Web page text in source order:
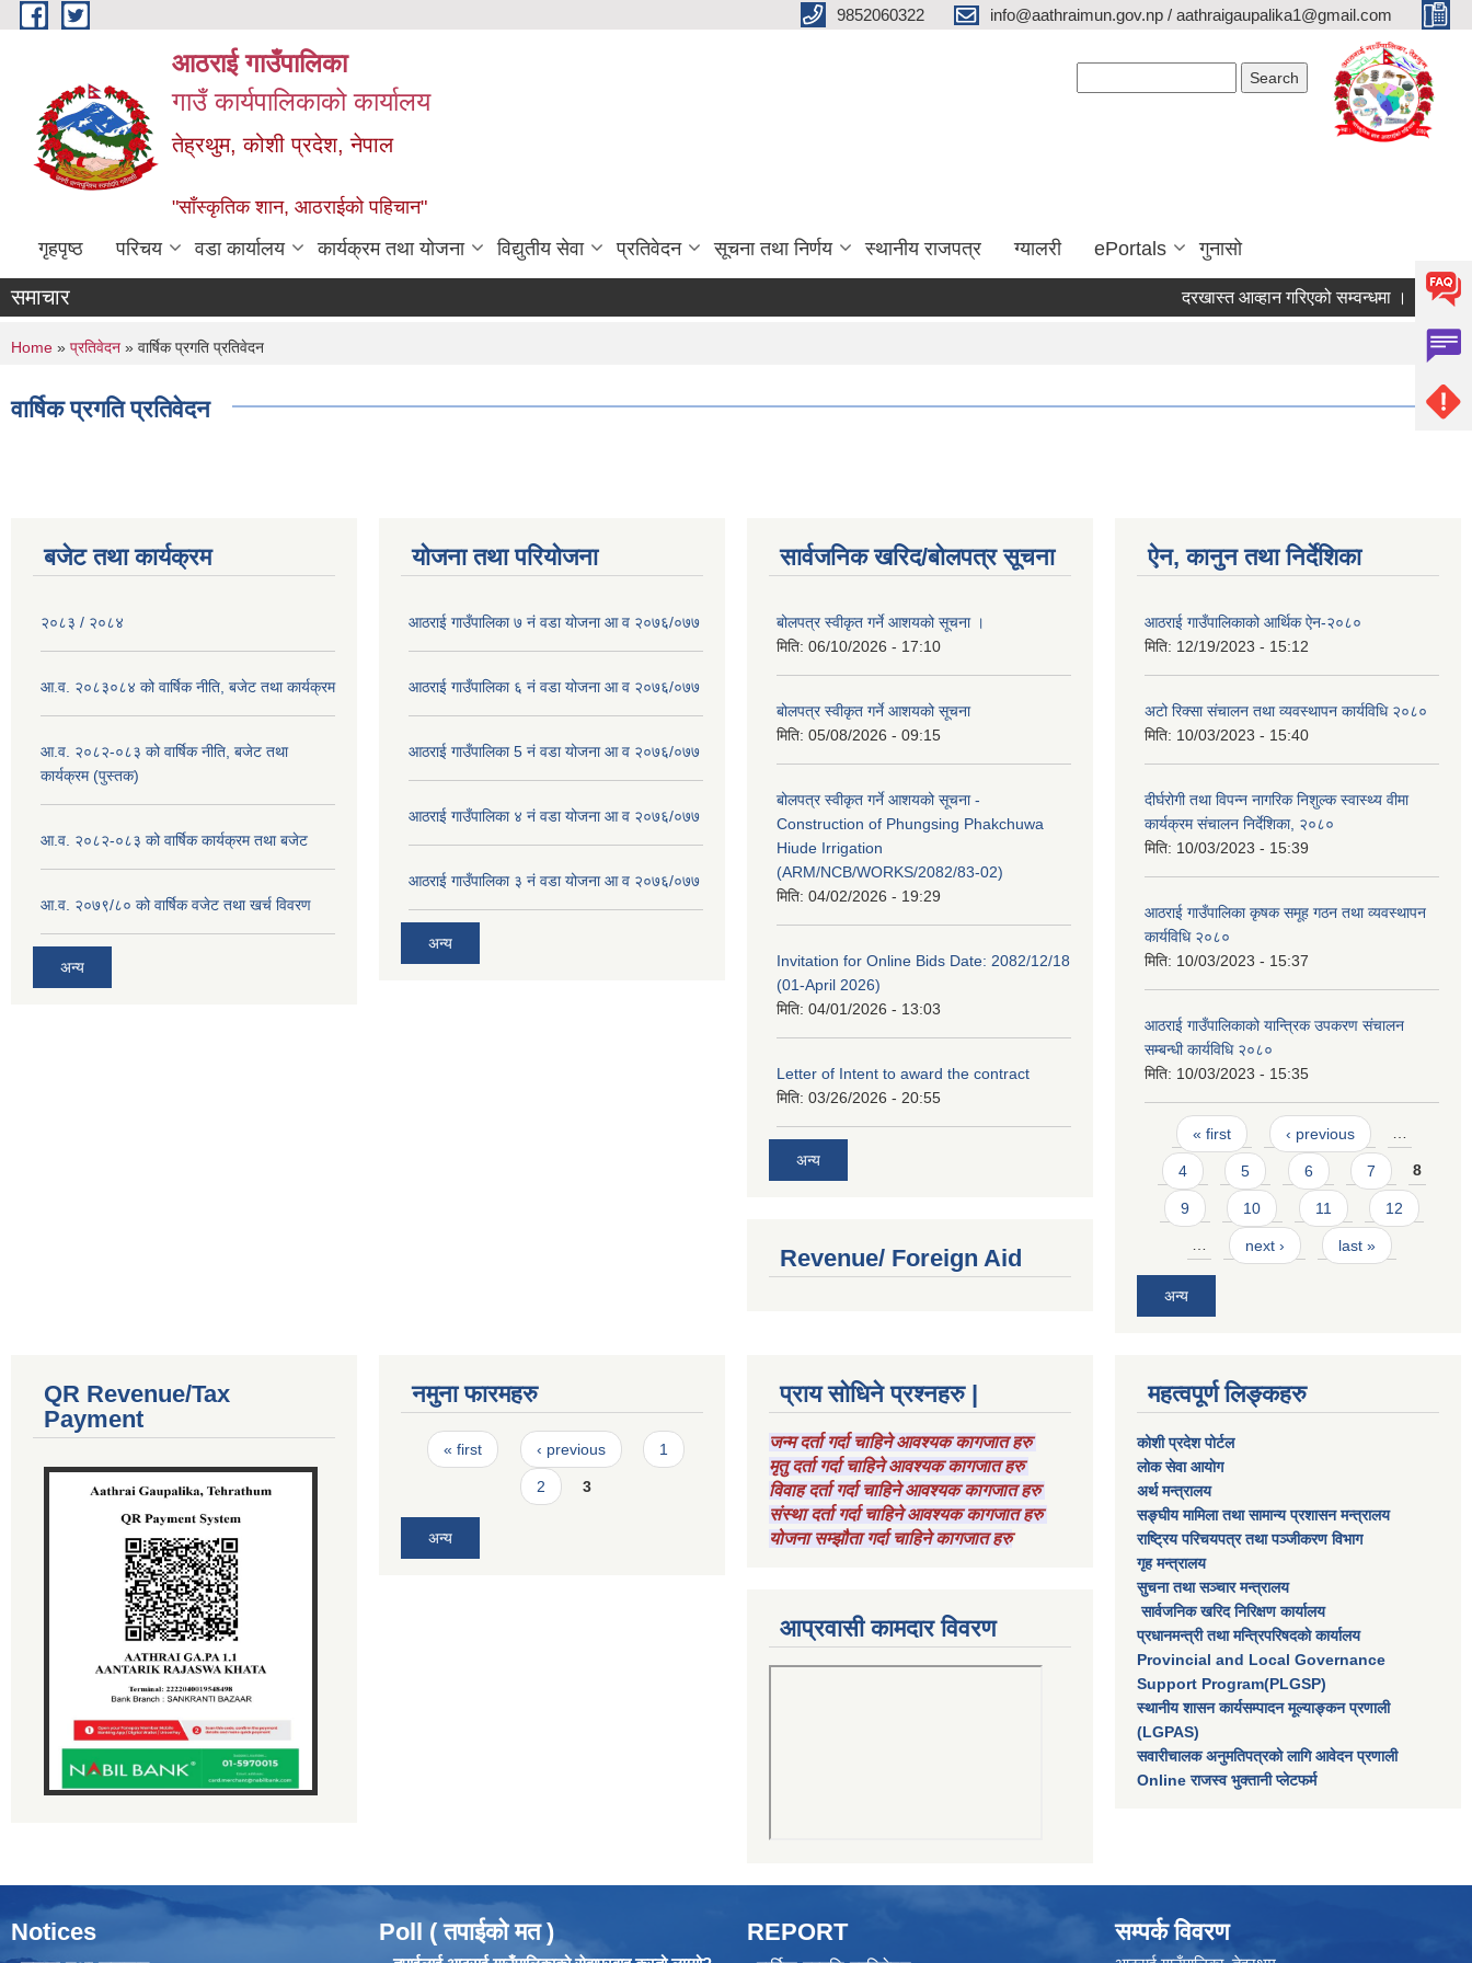
Skip to main content 9852060322 info@aathraimun.gov.np / aathraigaupalika1@gmail.com
आठराई गाउँपालिका
गाउँ कार्यपालिकाको कार्यालय
तेह्रथुम, कोशी प्रदेश, नेपाल
"साँस्कृतिक शान, आठराईको पहिचान"
गृहपृष्ठ परिचय वडा कार्यालय कार्यक्रम तथा योजना विद्युतीय सेवा प्रतिवेदन सूचना तथा निर्णय स्थानीय राजपत्र ग्यालरी ePortals गुनासो
समाचार दरखास्त आव्हान गरिएको सम्वन्धमा । प्रेश
You are here
Home » प्रतिवेदन » वार्षिक प्रगति प्रतिवेदन
वार्षिक प्रगति प्रतिवेदन
बजेट तथा कार्यक्रम
२०८३ / २०८४
आ.व. २०८३०८४ को वार्षिक नीति, बजेट तथा कार्यक्रम
आ.व. २०८२-०८३ को वार्षिक नीति, बजेट तथा
कार्यक्रम (पुस्तक)
आ.व. २०८२-०८३ को वार्षिक कार्यक्रम तथा बजेट
आ.व. २०७९/८० को वार्षिक वजेट तथा खर्च विवरण
अन्य
योजना तथा परियोजना
आठराई गाउँपालिका ७ नं वडा योजना आ व २०७६/०७७
आठराई गाउँपालिका ६ नं वडा योजना आ व २०७६/०७७
आठराई गाउँपालिका 5 नं वडा योजना आ व २०७६/०७७
आठराई गाउँपालिका ४ नं वडा योजना आ व २०७६/०७७
आठराई गाउँपालिका ३ नं वडा योजना आ व २०७६/०७७
अन्य
सार्वजनिक खरिद/बोलपत्र सूचना
बोलपत्र स्वीकृत गर्ने आशयको सूचना ।
मिति: 06/10/2026 - 17:10
बोलपत्र स्वीकृत गर्ने आशयको सूचना
मिति: 05/08/2026 - 09:15
बोलपत्र स्वीकृत गर्ने आशयको सूचना -
Construction of Phungsing Phakchuwa
Hiude Irrigation
(ARM/NCB/WORKS/2082/83-02)
मिति: 04/02/2026 - 19:29
Invitation for Online Bids Date: 2082/12/18
(01-April 2026)
मिति: 04/01/2026 - 13:03
Letter of Intent to award the contract
मिति: 03/26/2026 - 20:55
अन्य
Revenue/ Foreign Aid
ऐन, कानुन तथा निर्देशिका
आठराई गाउँपालिकाको आर्थिक ऐन-२०८०
मिति: 12/19/2023 - 15:12
अटो रिक्सा संचालन तथा व्यवस्थापन कार्यविधि २०८०
मिति: 10/03/2023 - 15:40
दीर्घरोगी तथा विपन्न नागरिक निशुल्क स्वास्थ्य वीमा
कार्यक्रम संचालन निर्देशिका, २०८०
मिति: 10/03/2023 - 15:39
आठराई गाउँपालिका कृषक समूह गठन तथा व्यवस्थापन
कार्यविधि २०८०
मिति: 10/03/2023 - 15:37
आठराई गाउँपालिकाको यान्त्रिक उपकरण संचालन
सम्बन्धी कार्यविधि २०८०
मिति: 10/03/2023 - 15:35
Pages
« first ‹ previous …
4 5 6 7 8
9 10 11 12
… next › last »
अन्य
QR Revenue/Tax
Payment
नमुना फारमहरु
Pages
« first ‹ previous 1
2 3
अन्य
प्राय सोधिने प्रश्नहरु |
जन्म दर्ता गर्दा चाहिने आवश्यक कागजात हरु
मृतु दर्ता गर्दा चाहिने आवश्यक कागजात हरु
विवाह दर्ता गर्दा चाहिने आवश्यक कागजात हरु
संस्था दर्ता गर्दा चाहिने आवश्यक कागजात हरु
योजना सम्झौता गर्दा चाहिने कागजात हरु
आप्रवासी कामदार विवरण
महत्वपूर्ण लिङ्कहरु
कोशी प्रदेश पोर्टल
लाेक सेवा आयाेग
अर्थ मन्त्रालय
सङ्घीय मामिला तथा सामान्य प्रशासन मन्त्रालय
राष्‍ट्रिय परिचयपत्र तथा पञ्‍जीकरण विभाग
गृह मन्त्रालय
सुचना तथा सञ्चार मन्त्रालय
सार्वजनिक खरिद निरिक्षण कार्यालय
प्रधानमन्त्री तथा मन्त्रिपरिषदकाे कार्यालय
Provincial and Local Governance
Support Program(PLGSP)
स्थानीय शासन कार्यसम्पादन मूल्याङ्कन प्रणाली
(LGPAS)
सवारीचालक अनुमतिपत्रको लागि आवेदन प्रणाली
Online राजस्व भुक्तानी प्लेटफर्म
Notices Poll ( तपाईको मत ) REPORT सम्पर्क विवरण